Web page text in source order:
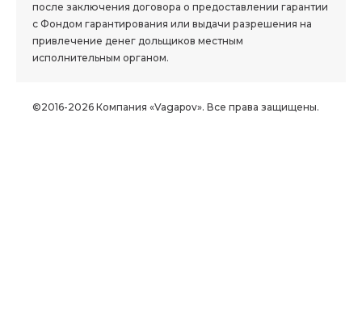
после заключения договора о предоставлении гарантии
с Фондом гарантирования или выдачи разрешения на
привлечение денег дольщиков местным
исполнительным органом.
©2016-2026 Компания «Vagapov». Все права защищены.